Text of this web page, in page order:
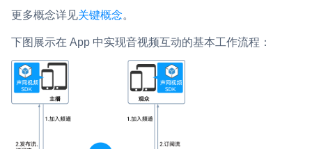
实时转录翻译
快速实现实时的语音转写功能
互动白板
更多概念详见关键概念。
下图展示在 App 中实现音视频互动的基本工作流程：